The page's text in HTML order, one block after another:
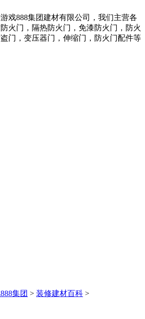
戏888集团建材有限公司，我们主营各
火门，隔热防火门，免漆防火门，防火
门，变压器门，伸缩门，防火门配件等
集团 > 装修建材百科 >